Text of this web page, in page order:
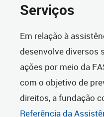
Serviços
Em relação à
desenvolve diversos
ações por meio da
com o objetivo de
direitos, a fundação
Referência da